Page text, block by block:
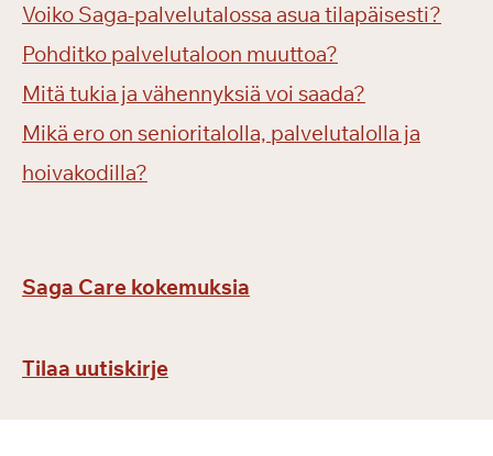
Voiko Saga-palvelutalossa asua tilapäisesti?
Pohditko palvelutaloon muuttoa?
Mitä tukia ja vähennyksiä voi saada?
Mikä ero on senioritalolla, palvelutalolla ja
hoivakodilla?
Saga Care kokemuksia
Tilaa uutiskirje